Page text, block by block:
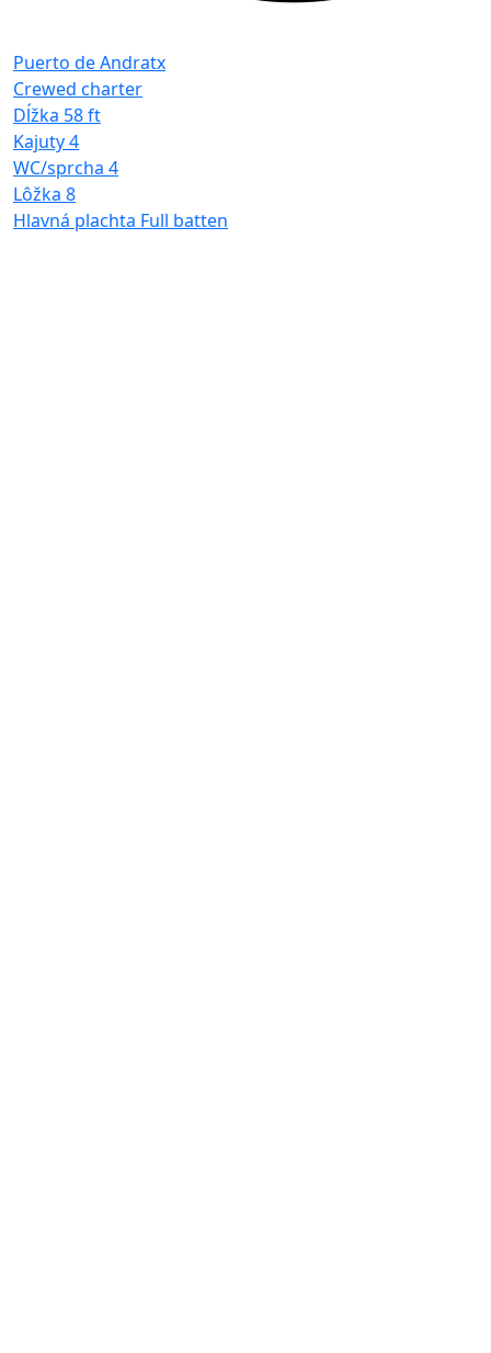
Puerto de Andratx
Crewed charter
Dĺžka 58 ft
Kajuty4
WC/sprcha 4
Lôžka 8
Hlavná plachta Full batten